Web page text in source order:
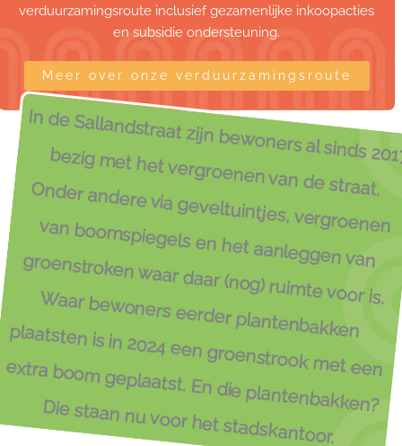
verduurzamingsroute inclusief gezamenlijke inkoopacties
en subsidie ondersteuning.
Meer over onze verduurzamingsroute
In de Sallandstraat zijn bewoners al sinds 2017 bezig met het vergroenen van de straat. Onder andere via geveltuintjes, vergroenen van boomspiegels en het aanleggen van groenstroken waar daar (nog) ruimte voor is. W
aar bewoners eerder plantenbakken plaatsten is in 2024 een groenstrook met
extra boom geplaatst. En die plantenbakken? Die staan nu voor het stadskantoor.